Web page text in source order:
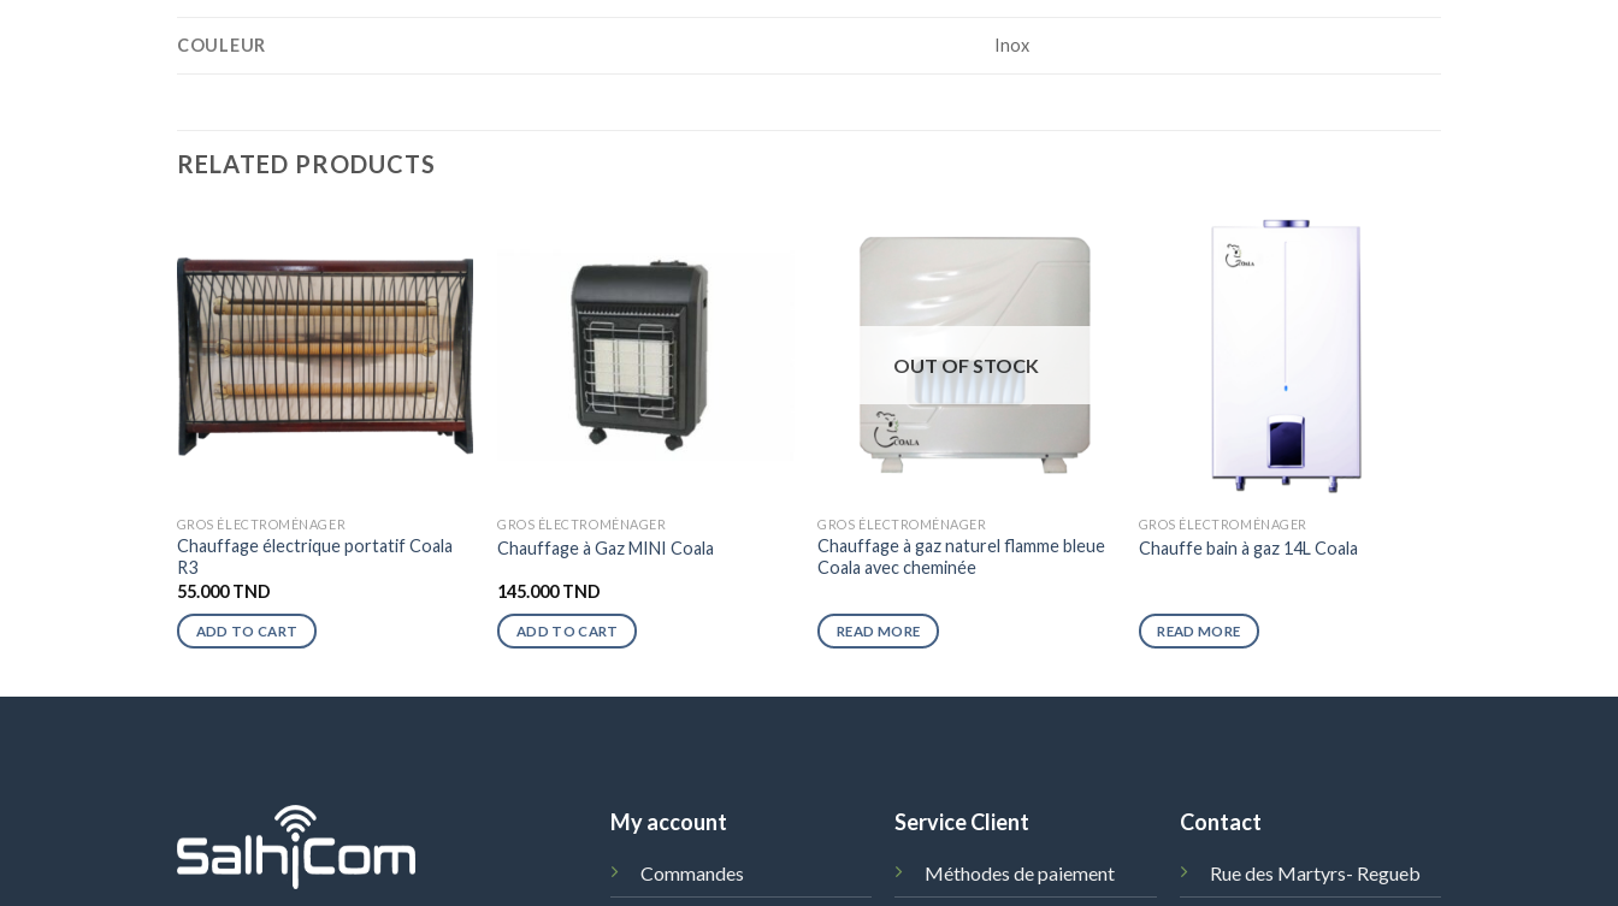
COULEUR Inox
RELATED PRODUCTS
GROS ÉLECTROMÉNAGER
Chauffage électrique portatif Coala
R3
55.000TND
ADD TO CART
GROS ÉLECTROMÉNAGER
Chauffage à Gaz MINI Coala
145.000TND
ADD TO CART
OUT OF STOCK
GROS ÉLECTROMÉNAGER
Chauffage à gaz naturel flamme bleue
Coala avec cheminée
READ MORE
GROS ÉLECTROMÉNAGER
Chauffe bain à gaz 14L Coala
READ MORE
My account
Commandes
Service Client
Méthodes de paiement
Contact
Rue des Martyrs- Regueb